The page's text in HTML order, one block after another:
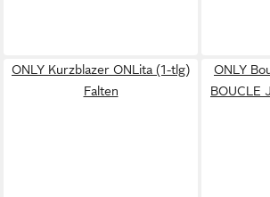
ONLY Kurzblazer ONLita (1-tlg)
Falten
ONLY
BOUCLE